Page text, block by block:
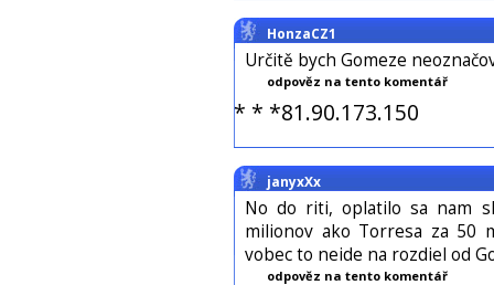
HonzaCZ1
Určitě bych Gomeze
odpověz na tento komentář
* * *81.90.173.150
janyxXx
No do riti, oplatilo sa nam
milionov ako Torresa za 50
vobec to neide na rozdiel od
odpověz na tento komentář